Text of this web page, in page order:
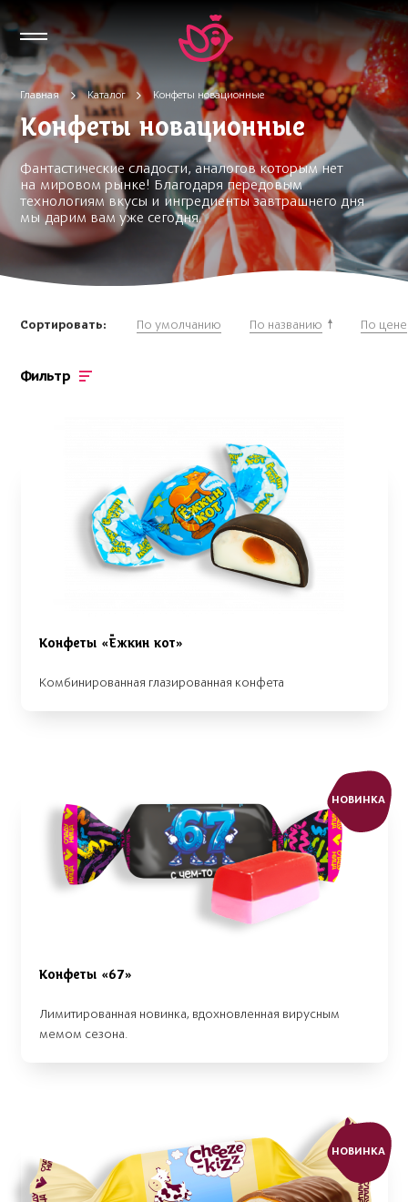
Главная Каталог Конфеты новационные
Конфеты новационные
Фантастические сладости, аналогов которым нет
на мировом рынке! Благодаря передовым
технологиям вкусы и ингредиенты завтрашнего дня
мы дарим вам уже сегодня.
Фильтр
Сортировать: По умолчанию По названию По цене
Конфеты «Ёжкин кот»
Комбинированная глазированная конфета
НОВИНКА
Конфеты «67»
Лимитированная новинка, вдохновленная вирусным
мемом сезона.
НОВИНКА